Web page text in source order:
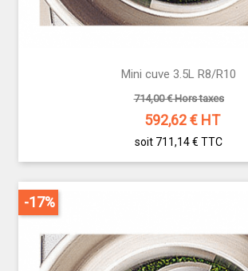
Mini cuve 3.5L R8/R10
714,00 € Hors taxes
592,62€ HT
soit 711,14 € TTC
-17%